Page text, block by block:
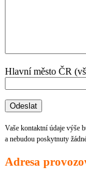
Hlavní město ČR
Vaše kontaktní údaje výše
a nebudou poskytnuty
Adresa